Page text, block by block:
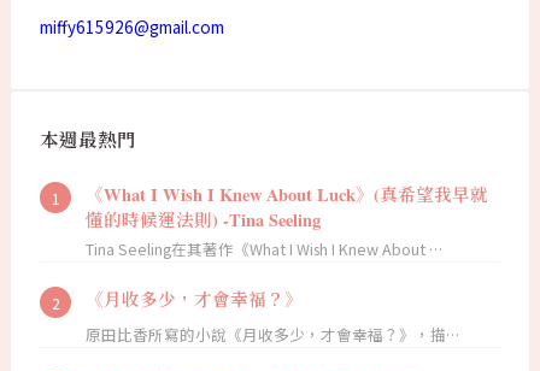
miffy615926@gmail.com
本週最熱門
《What I Wish I Knew About Luck》(真希望我早就
懂的時候運法則) -Tina Seeling
Tina Seeling在其著作《What I Wish I Knew About …
《月收多少，才會幸福？》
原田比香所寫的小說《月收多少，才會幸福？》，描…